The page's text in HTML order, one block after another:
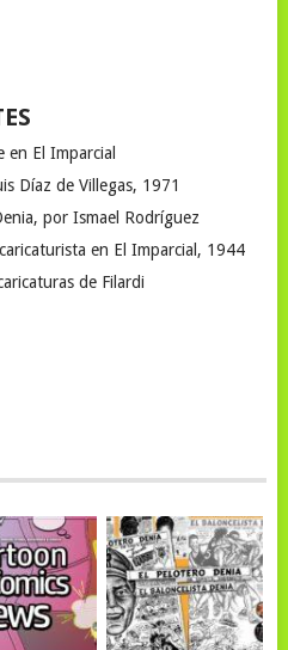
El Imparcial
Díaz de Villegas, 1971
por Ismael Rodríguez
en El Imparcial, 1944
de Filardi